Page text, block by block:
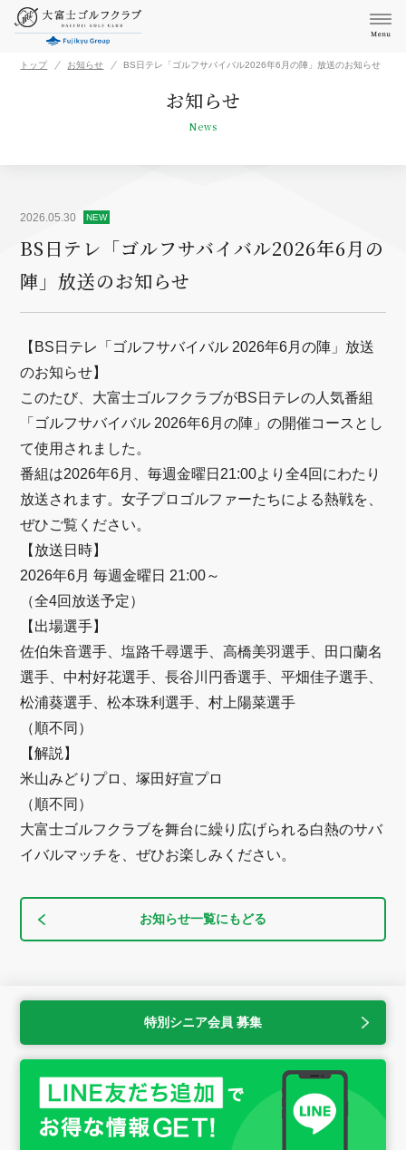
トップ お知らせ BS日テレ「ゴルフサバイバル2026年6月の陣」放送のお知らせ
お知らせ
News
2026.05.30 NEW
BS日テレ「ゴルフサバイバル2026年6月の
陣」放送のお知らせ
【BS日テレ「ゴルフサバイバル 2026年6月の陣」放送
のお知らせ】
このたび、大富士ゴルフクラブがBS日テレの人気番組
「ゴルフサバイバル 2026年6月の陣」の開催コースとし
て使用されました。
番組は2026年6月、毎週金曜日21:00より全4回にわたり
放送されます。女子プロゴルファーたちによる熱戦を、
ぜひご覧ください。
【放送日時】
2026年6月 毎週金曜日 21:00～
（全4回放送予定）
【出場選手】
佐伯朱音選手、塩路千尋選手、高橋美羽選手、田口蘭名
選手、中村好花選手、長谷川円香選手、平畑佳子選手、
松浦葵選手、松本珠利選手、村上陽菜選手
（順不同）
【解説】
米山みどりプロ、塚田好宣プロ
（順不同）
大富士ゴルフクラブを舞台に繰り広げられる白熱のサバ
イバルマッチを、ぜひお楽しみください。
お知らせ一覧にもどる
特別シニア会員 募集